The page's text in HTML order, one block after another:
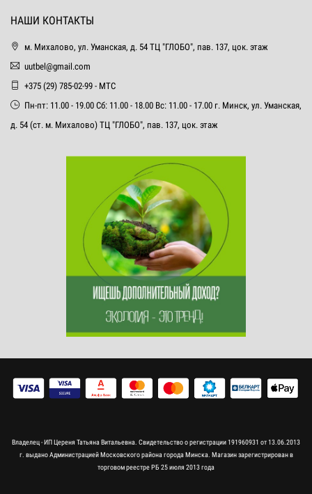
НАШИ КОНТАКТЫ
м. Михалово, ул. Уманская, д. 54 ТЦ "ГЛОБО", пав. 137, цок. этаж
uutbel@gmail.com
+375 (29) 785-02-99 - МТС
Пн-пт: 11.00 - 19.00 Сб: 11.00 - 18.00 Вс: 11.00 - 17.00 г. Минск, ул. Уманская,
д. 54 (ст. м. Михалово) ТЦ "ГЛОБО", пав. 137, цок. этаж
Владелец - ИП Цереня Татьяна Витальевна. Свидетельство о регистрации 191960931 от 13.06.2013
г. выдано Администрацией Московского района города Минска. Магазин зарегистрирован в
торговом реестре РБ 25 июля 2013 года